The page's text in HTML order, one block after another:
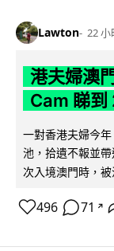
Lawton 22 小
港夫婦澳
Cam 睇到
一對香港夫婦今
池，拾遺不報並
次入境澳門時，
496 71 ↗